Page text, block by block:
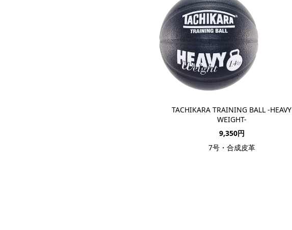
TACHIKARA TRAINING BALL -HEAVY
WEIGHT-
9,350円
7号・合成皮革